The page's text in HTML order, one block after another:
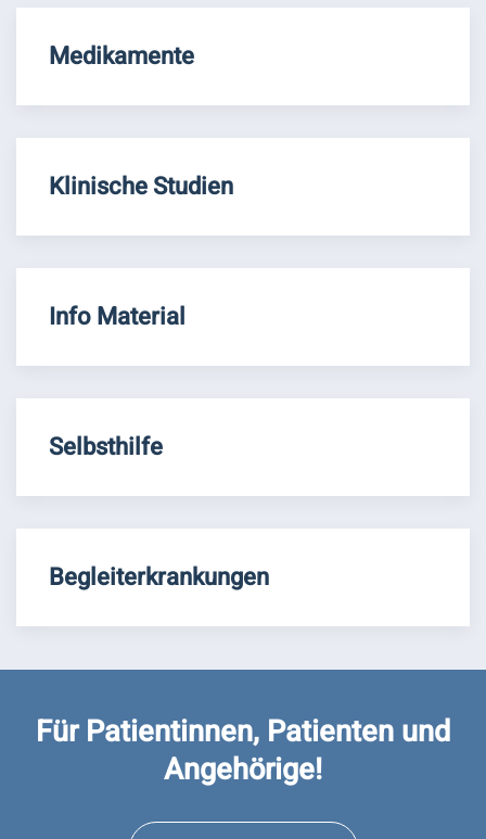
Medikamente
Klinische Studien
Info Material
Selbsthilfe
Begleiterkrankungen
Für Patientinnen, Patienten und
Angehörige!